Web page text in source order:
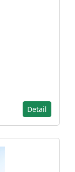
Detail